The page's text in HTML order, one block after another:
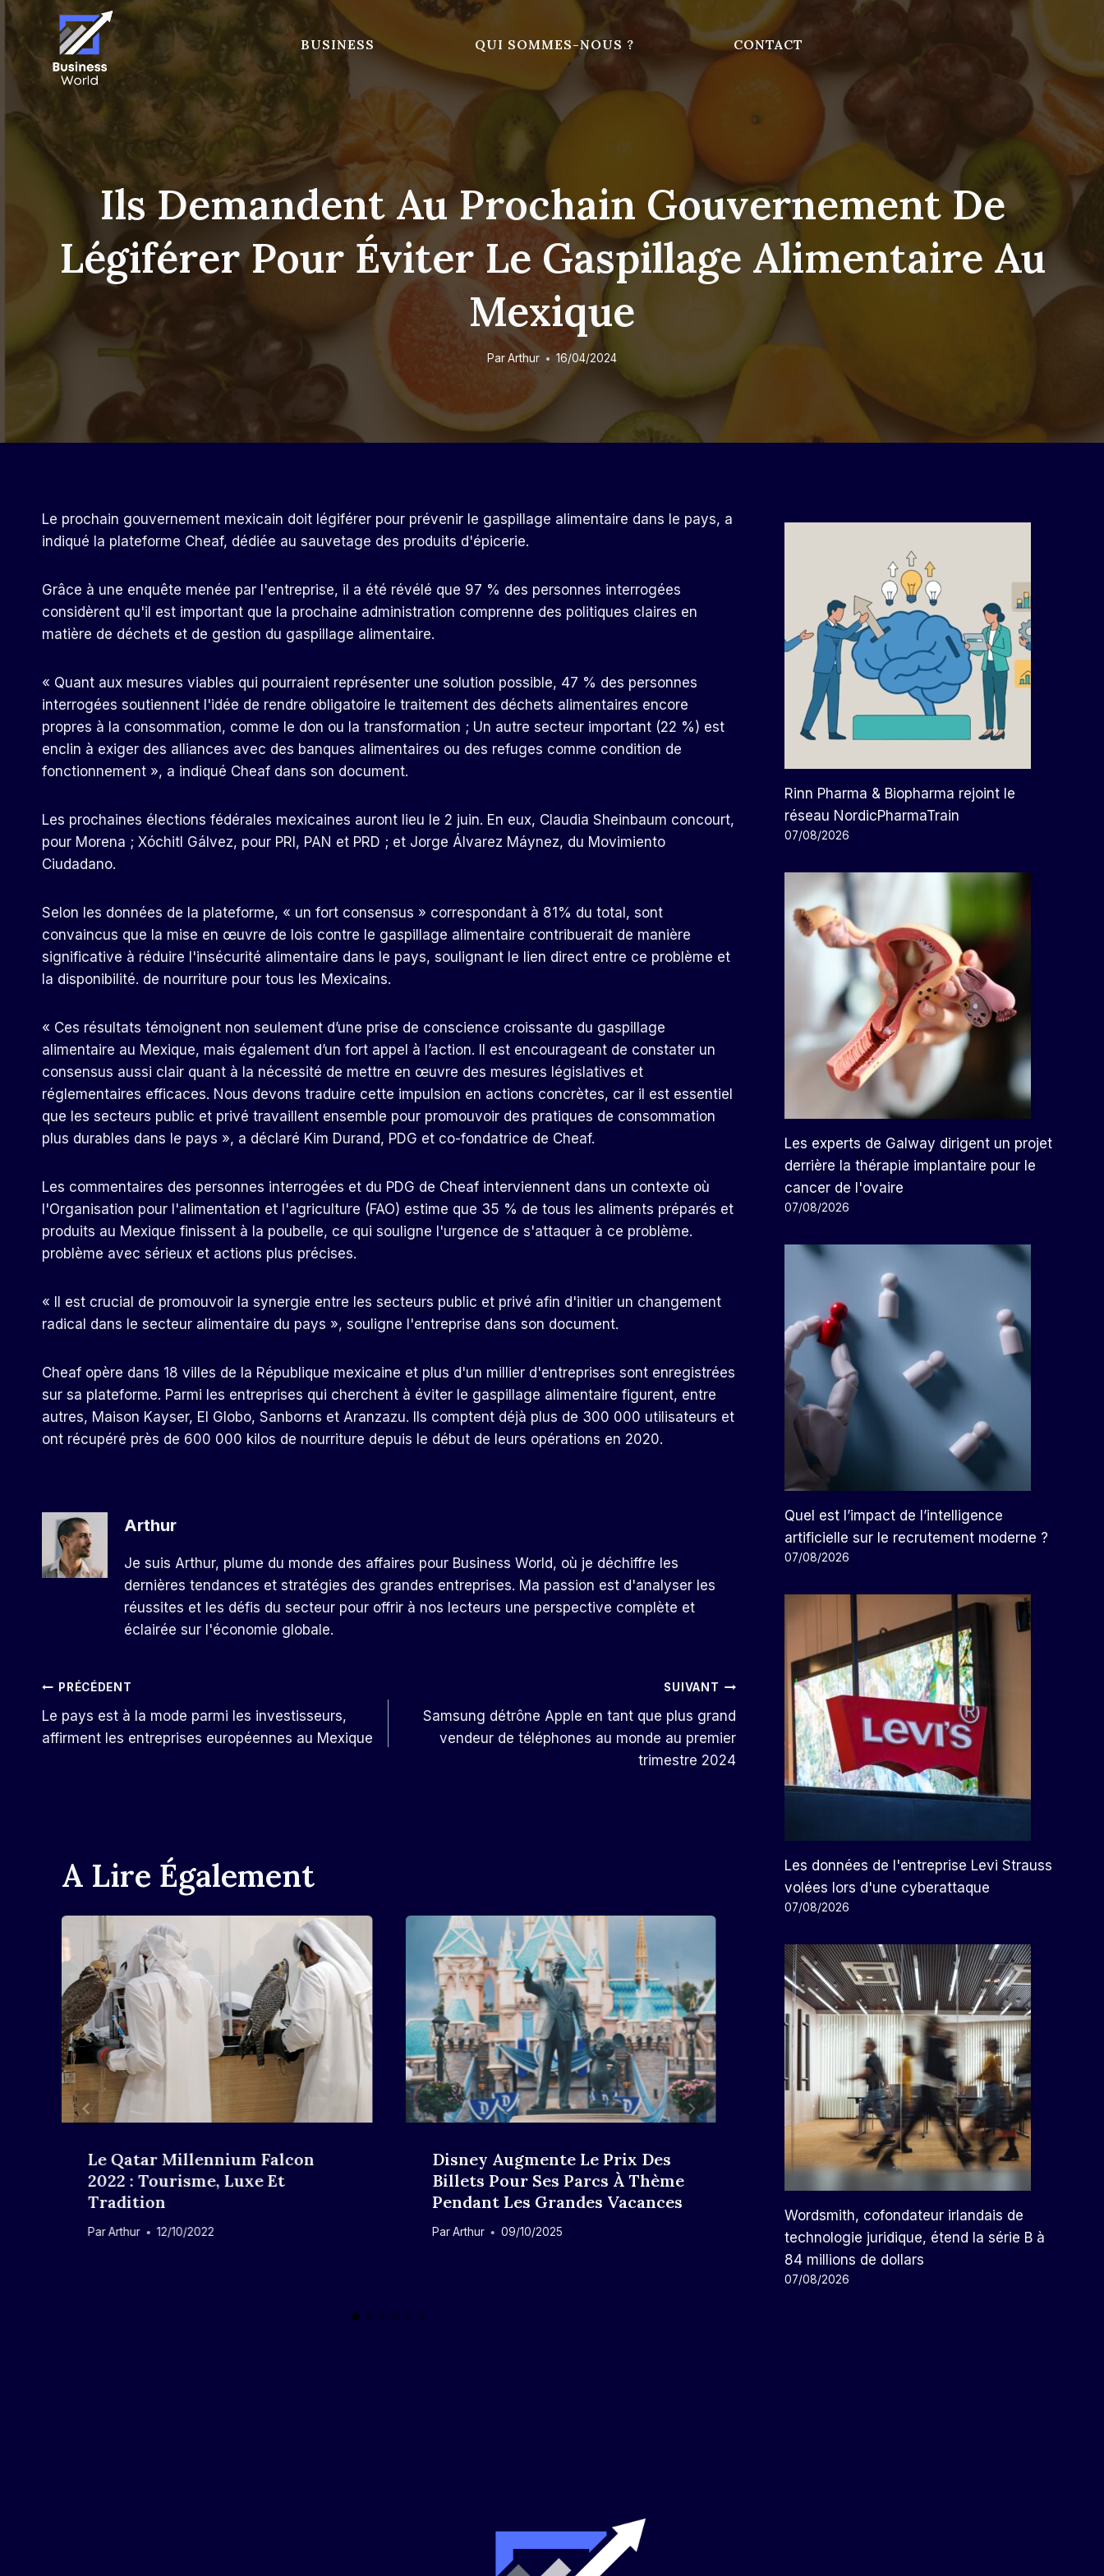
Skip
content
BUSINESS QUI SOMMES-NOUS ? CONTACT
Ils Demandent Au Prochain Gouvernement De
Légiférer Pour Éviter Le Gaspillage Alimentaire Au
Mexique
ParArthur 16/04/2024
Le prochain gouvernement mexicain doit légiférer pour prévenir le gaspillage alimentaire dans le pays, a
indiqué la plateforme Cheaf, dédiée au sauvetage des produits d'épicerie.
Grâce à une enquête menée par l'entreprise, il a été révélé que 97 % des personnes interrogées
considèrent qu'il est important que la prochaine administration comprenne des politiques claires en
matière de déchets et de gestion du gaspillage alimentaire.
« Quant aux mesures viables qui pourraient représenter une solution possible, 47 % des personnes
interrogées soutiennent l'idée de rendre obligatoire le traitement des déchets alimentaires encore
propres à la consommation, comme le don ou la transformation ; Un autre secteur important (22 %) est
enclin à exiger des alliances avec des banques alimentaires ou des refuges comme condition de
fonctionnement », a indiqué Cheaf dans son document.
Les prochaines élections fédérales mexicaines auront lieu le 2 juin. En eux, Claudia Sheinbaum concourt,
pour Morena ; Xóchitl Gálvez, pour PRI, PAN et PRD ; et Jorge Álvarez Máynez, du Movimiento
Ciudadano.
Selon les données de la plateforme, « un fort consensus » correspondant à 81% du total, sont
convaincus que la mise en œuvre de lois contre le gaspillage alimentaire contribuerait de manière
significative à réduire l'insécurité alimentaire dans le pays, soulignant le lien direct entre ce problème et
la disponibilité. de nourriture pour tous les Mexicains.
« Ces résultats témoignent non seulement d’une prise de conscience croissante du gaspillage
alimentaire au Mexique, mais également d’un fort appel à l’action. Il est encourageant de constater un
consensus aussi clair quant à la nécessité de mettre en œuvre des mesures législatives et
réglementaires efficaces. Nous devons traduire cette impulsion en actions concrètes, car il est essentiel
que les secteurs public et privé travaillent ensemble pour promouvoir des pratiques de consommation
plus durables dans le pays », a déclaré Kim Durand, PDG et co-fondatrice de Cheaf.
Les commentaires des personnes interrogées et du PDG de Cheaf interviennent dans un contexte où
l'Organisation pour l'alimentation et l'agriculture (FAO) estime que 35 % de tous les aliments préparés et
produits au Mexique finissent à la poubelle, ce qui souligne l'urgence de s'attaquer à ce problème.
problème avec sérieux et actions plus précises.
« Il est crucial de promouvoir la synergie entre les secteurs public et privé afin d'initier un changement
radical dans le secteur alimentaire du pays », souligne l'entreprise dans son document.
Cheaf opère dans 18 villes de la République mexicaine et plus d'un millier d'entreprises sont enregistrées
sur sa plateforme. Parmi les entreprises qui cherchent à éviter le gaspillage alimentaire figurent, entre
autres, Maison Kayser, El Globo, Sanborns et Aranzazu. Ils comptent déjà plus de 300 000 utilisateurs et
ont récupéré près de 600 000 kilos de nourriture depuis le début de leurs opérations en 2020.
Arthur
Je suis Arthur, plume du monde des affaires pour Business World, où je déchiffre les
dernières tendances et stratégies des grandes entreprises. Ma passion est d'analyser les
réussites et les défis du secteur pour offrir à nos lecteurs une perspective complète et
éclairée sur l'économie globale.
Navigation
De
PRÉCÉDENT
Le pays est à la mode parmi les investisseurs,
affirment les entreprises européennes au Mexique
SUIVANT
Samsung détrône Apple en tant que plus grand
vendeur de téléphones au monde au premier
trimestre 2024
A Lire Également
Le Qatar Millennium Falcon
2022 : Tourisme, Luxe Et
Tradition
ParArthur 12/10/2022
Disney Augmente Le Prix Des
Billets Pour Ses Parcs À Thème
Pendant Les Grandes Vacances
Par Arthur 09/10/2025
Les Actions D’Alpek Chutent À
Des Niveaux Jamais Vus Depuis
Médiocre
Par Arthur 24/10/2023
Rinn Pharma & Biopharma rejoint le
réseau NordicPharmaTrain
07/08/2026
Les experts de Galway dirigent un projet
derrière la thérapie implantaire pour le
cancer de l'ovaire
07/08/2026
Quel est l’impact de l’intelligence
artificielle sur le recrutement moderne ?
07/08/2026
Les données de l'entreprise Levi Strauss
volées lors d'une cyberattaque
07/08/2026
Wordsmith, cofondateur irlandais de
technologie juridique, étend la série B à
84 millions de dollars
07/08/2026